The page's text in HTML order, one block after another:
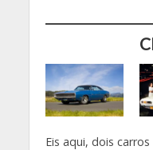
Eis aqui, dois